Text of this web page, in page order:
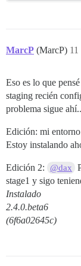
MarcP (MarcP) 11
Eso es lo que
staging recién
problema sigue ahí..
Edición: mi
Estoy instalando
Edición 2: @dax
stage1 y sigo
Instalado
2.4.0.beta6
(6f6a02645c)